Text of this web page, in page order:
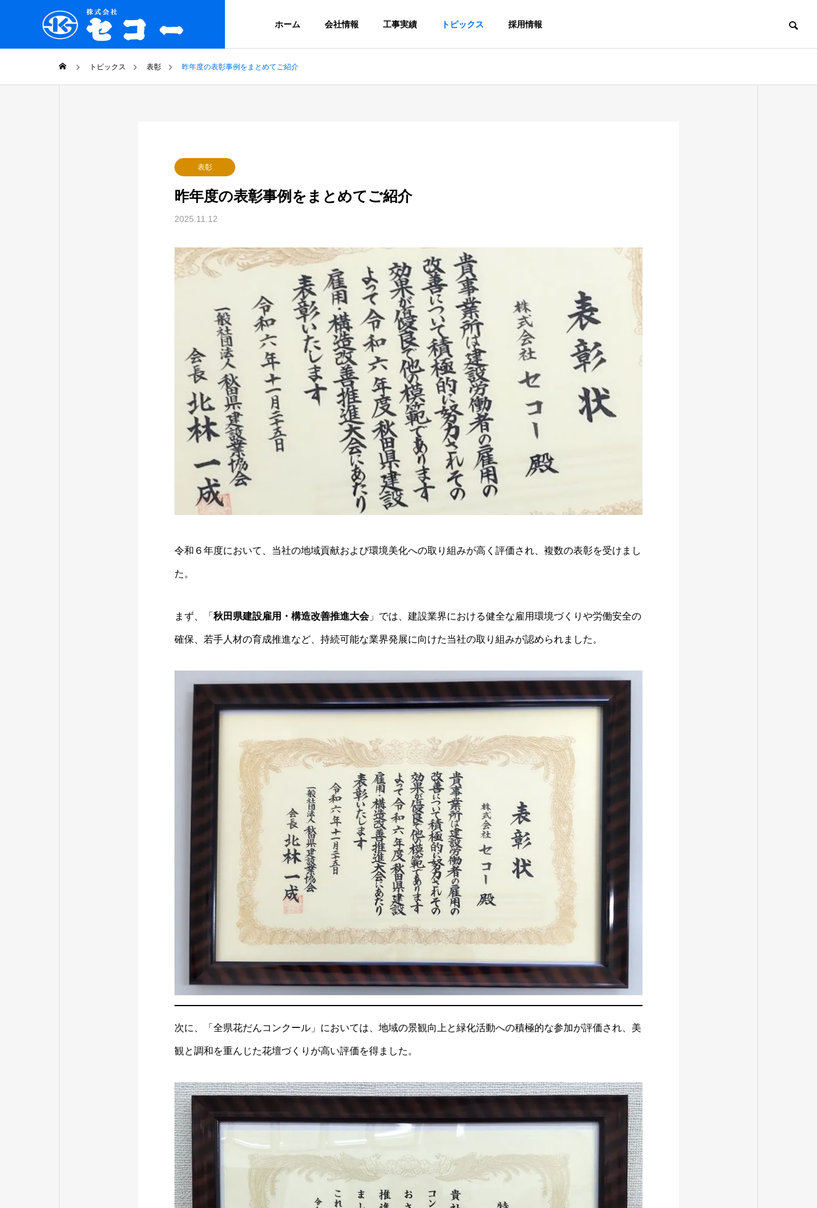
ホーム 会社情報 工事実績 トピックス 採用情報
GROUP
グループ企業
SDGs
COMPANY
企業情報
トピックス 表彰 昨年度の表彰事例をまとめてご紹介
表彰
昨年度の表彰事例をまとめてご紹介
2025.11.12
令和６年度において、当社の地域貢献および環境美化への取り組みが高く評価され、複数の表彰を受けまし
た。
まず、「 秋田県建設雇用・構造改善推進大会」では、建設業界における健全な雇用環境づくりや労働安全の
確保、若手人材の育成推進など、持続可能な業界発展に向けた当社の取り組みが認められました。
次に、「全県花だんコンクール」においては、地域の景観向上と緑化活動への積極的な参加が評価され、美
観と調和を重んじた花壇づくりが高い評価を得ました。